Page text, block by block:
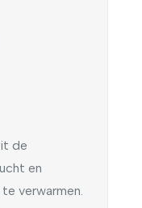
de
en
verwarmen.